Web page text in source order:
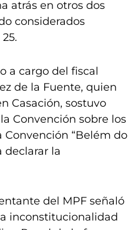
atrás en otros dos
considerados
a cargo del fiscal
de la Fuente, quien
Casación, sostuvo
Convención sobre los
Convención “Belém do
declarar la
del MPF señaló
inconstitucionalidad